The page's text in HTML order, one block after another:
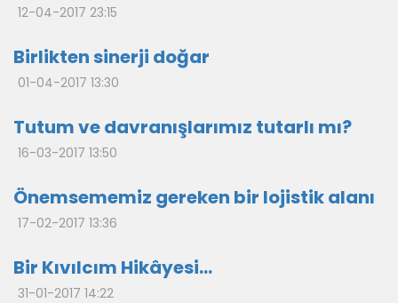
12-04-2017 23:15
Birlikten sinerji doğar
01-04-2017 13:30
Tutum ve davranışlarımız tutarlı mı?
16-03-2017 13:50
Önemsememiz gereken bir lojistik alanı
17-02-2017 13:36
Bir Kıvılcım Hikâyesi…
31-01-2017 14:22